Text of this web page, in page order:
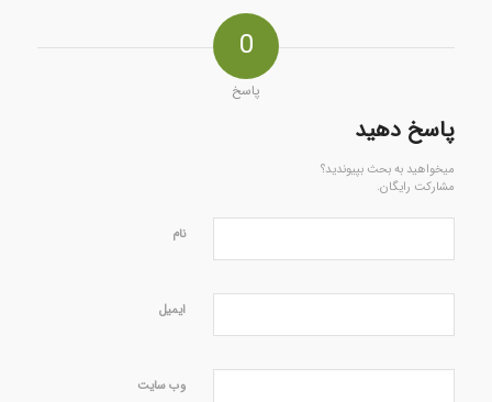
0
پاسخ
پاسخ دهید
میخواهید به بحث بپیوندید؟
مشارکت رایگان.
نام
ایمیل
وب‌ سایت